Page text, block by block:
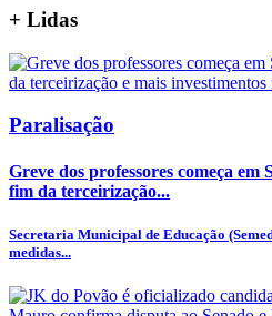
+ Lidas
Paralisação
Greve dos professores começa em
fim da terceirização...
Secretaria Municipal de Educação
medidas...